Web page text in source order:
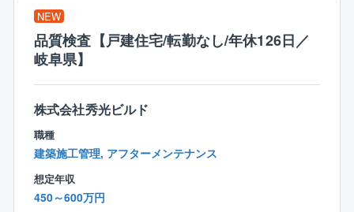
す。
・先輩社員との同行
∟まずは図面のトレースなど簡単な業務からスター
ト。
・独り立ちまでのサポート
∟未経験者でも約1年で独り立ちが可能。
経験者にはスキルに応じた業務をお任せします。
＜仕事の魅力＞
◆お客様の理想を叶えるやりがい◆
「こんな家を建てたい」というお客様の理想を叶えら
NEW
品質検査【戸建住宅/転勤なし/年休126日／
岐阜県】
株式会社秀光ビルド
職種
建築施工管理, アフターメンテナンス
想定年収
450～600万円